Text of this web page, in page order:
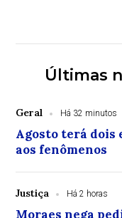
Últimas
Geral Há 32 minutos
Agosto terá dois
aos fenômenos
Justiça Há 2 horas
Moraes nega